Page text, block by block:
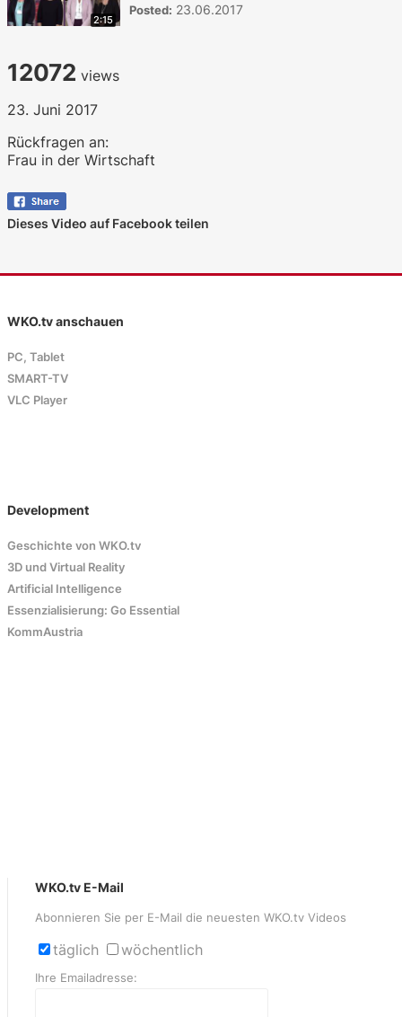
2:15
Posted: 23.06.2017
12072 views
23. Juni 2017
Rückfragen an:
Frau in der Wirtschaft
Dieses Video auf Facebook teilen
WKO.tv anschauen
PC, Tablet
SMART-TV
VLC Player
Development
Geschichte von WKO.tv
3D und Virtual Reality
Artificial Intelligence
Essenzialisierung: Go Essential
KommAustria
WKO.tv E-Mail
Abonnieren Sie per E-Mail die neuesten WKO.tv Videos
täglich wöchentlich
Ihre Emailadresse: